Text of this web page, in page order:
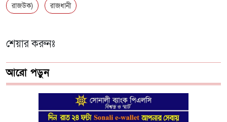
রাজউক) রাজধানী
শেয়ার করুনঃ
আরো পড়ুন